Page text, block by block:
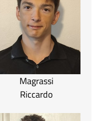
Magrassi
Riccardo